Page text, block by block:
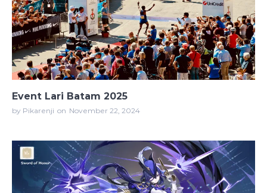
Event Lari Batam 2025
by Pikarenji on November 22, 2024